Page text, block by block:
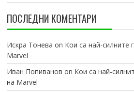
ПОСЛЕДНИ КОМЕНТАРИ
Искра Тонева on Кои са най-силните
Marvel
Иван Попиванов on Кои са най-
на Marvel